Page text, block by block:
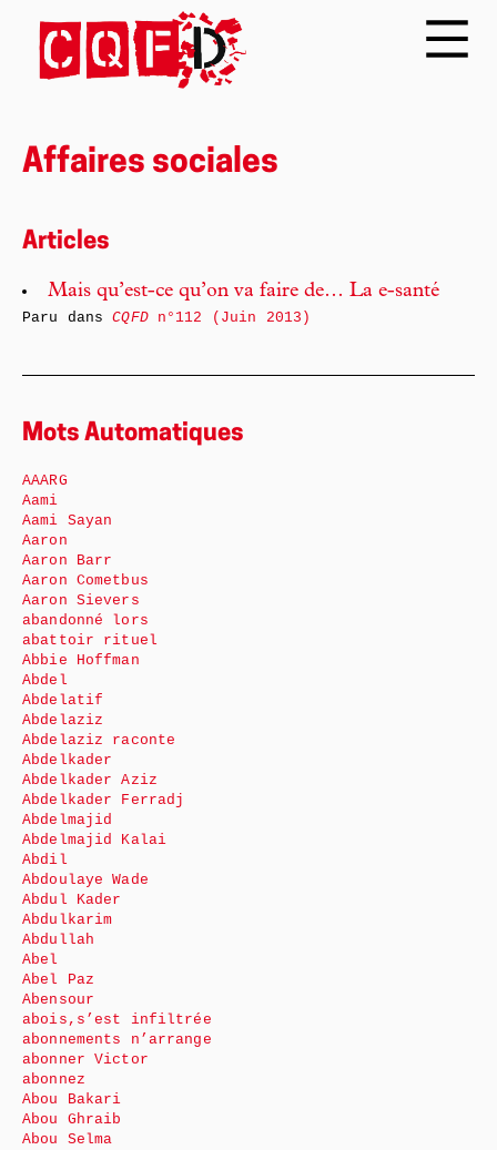
Affaires sociales
Articles
Mais qu’est-ce qu’on va faire de… La e-santé
Paru dansCQFDn°112 (Juin 2013)
Mots Automatiques
AAARG
Aami
Aami Sayan
Aaron
Aaron Barr
Aaron Cometbus
Aaron Sievers
abandonné lors
abattoir rituel
Abbie Hoffman
Abdel
Abdelatif
Abdelaziz
Abdelaziz raconte
Abdelkader
Abdelkader Aziz
Abdelkader Ferradj
Abdelmajid
Abdelmajid Kalai
Abdil
Abdoulaye Wade
Abdul Kader
Abdulkarim
Abdullah
Abel
Abel Paz
Abensour
abois,s’est infiltrée
abonnements n’arrange
abonner Victor
abonnez
Abou Bakari
Abou Ghraib
Abou Selma